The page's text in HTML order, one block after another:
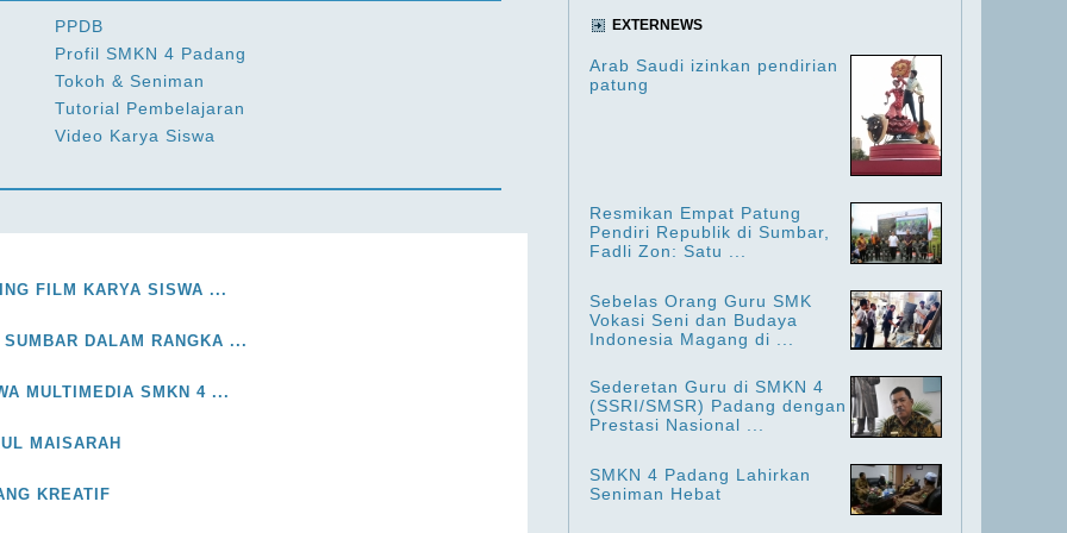
PPDB
Profil SMKN 4 Padang
Tokoh & Seniman
Tutorial Pembelajaran
Video Karya Siswa
FILM KARYA SISWA ...
DALAM RANGKA ...
MULTIMEDIA SMKN 4 ...
MAISARAH
KREATIF
EXTERNEWS
Arab Saudi izinkan pendirian
patung
Resmikan Empat Patung
Pendiri Republik di Sumbar,
Fadli Zon: Satu ...
Sebelas Orang Guru SMK
Vokasi Seni dan Budaya
Indonesia Magang di ...
Sederetan Guru di SMKN 4
(SSRI/SMSR) Padang dengan
Prestasi Nasional ...
SMKN 4 Padang Lahirkan
Seniman Hebat